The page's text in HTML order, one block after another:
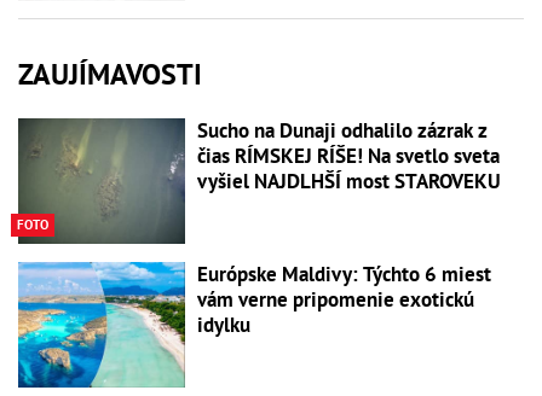
ZAUJÍMAVOSTI
FOTO
Sucho na Dunaji odhalilo zázrak z
čias RÍMSKEJ RÍŠE! Na svetlo sveta
vyšiel NAJDLHŠÍ most STAROVEKU
Európske Maldivy: Týchto 6 miest
vám verne pripomenie exotickú
idylku